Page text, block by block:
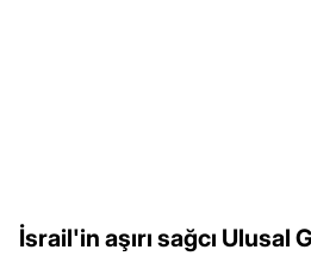
İsrail'in aşırı sağcı Ulusal